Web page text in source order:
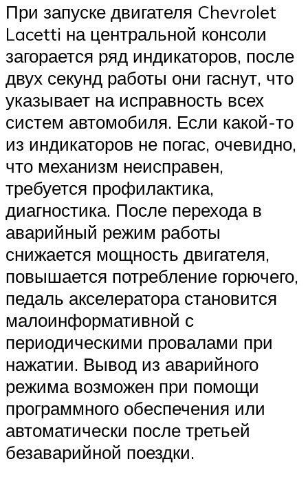
При запуске двигателя Chevrolet
Lacetti на центральной консоли
загорается ряд индикаторов, после
двух секунд работы они гаснут, что
указывает на исправность всех
систем автомобиля. Если какой-то
из индикаторов не погас, очевидно,
что механизм неисправен,
требуется профилактика,
диагностика. После перехода в
аварийный режим работы
снижается мощность двигателя,
повышается потребление горючего,
педаль акселератора становится
малоинформативной с
периодическими провалами при
нажатии. Вывод из аварийного
режима возможен при помощи
программного обеспечения или
автоматически после третьей
безаварийной поездки.